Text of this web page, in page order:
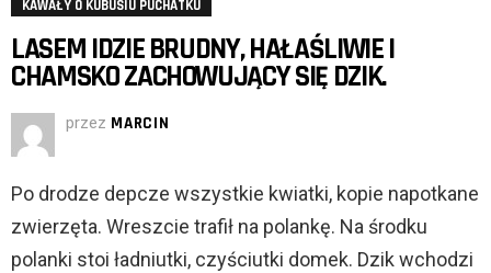
KAWAŁY O KUBUSIU PUCHATKU
LASEM IDZIE BRUDNY, HAŁAŚLIWIE I
CHAMSKO ZACHOWUJĄCY SIĘ DZIK.
przez MARCIN
Po drodze depcze wszystkie kwiatki, kopie napotkane
zwierzęta. Wreszcie trafił na polankę. Na środku
polanki stoi ładniutki, czyściutki domek. Dzik wchodzi